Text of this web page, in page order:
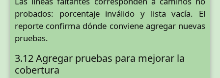
probados: porcentaje inválido y lista vacía. El
reporte confirma dónde conviene agregar nuevas
pruebas.
3.12 Agregar pruebas para mejorar la
cobertura